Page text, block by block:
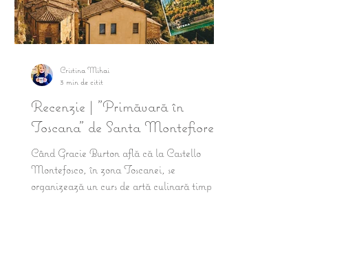
Recenzie | "Primăvară în
Toscana" de Santa Montefiore
Când Gracie Burton află că la Castello
Montefosco, în zona Toscanei, se
organizează un curs de artă culinară timp de
Cristina Mihai
3 min de citit